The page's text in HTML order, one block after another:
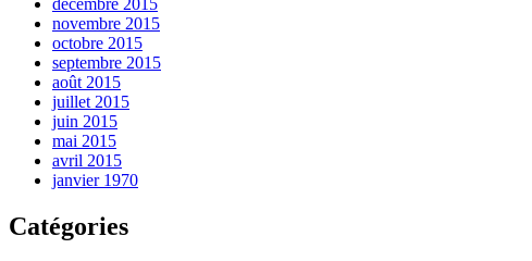
novembre 2015
octobre 2015
septembre 2015
août 2015
juillet 2015
juin 2015
mai 2015
avril 2015
janvier 1970
Catégories